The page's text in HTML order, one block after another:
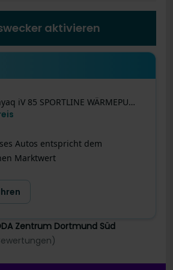
aktivieren
iV 85 SPORTLINE WÄRMEPUMPE PANO AHK HEAD-UP
: Reichweite von über 596 km
Zentrum Dortmund Süd
)